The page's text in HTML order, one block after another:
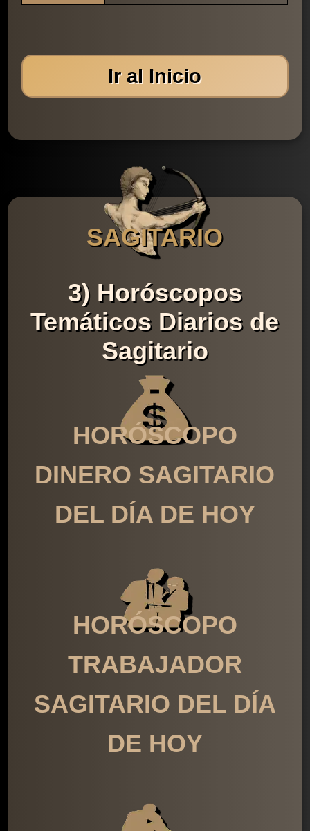
Ir al Inicio
SAGITARIO
3) Horóscopos
Temáticos Diarios de
Sagitario
HORÓSCOPO
DINERO SAGITARIO
DEL DÍA DE HOY
HORÓSCOPO
TRABAJADOR
SAGITARIO DEL DÍA
DE HOY